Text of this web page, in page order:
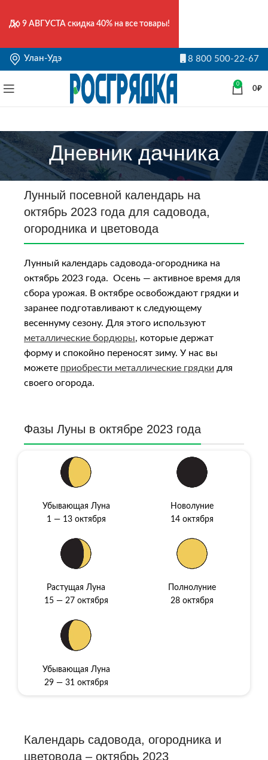
Улан-Удэ 8 800 500-22-67
0
0₽
Дневник дачника
Лунный посевной календарь на
октябрь 2023 года для садовода,
огородника и цветовода
Лунный календарь садовода-огородника на
октябрь 2023 года. Осень — активное время для
сбора урожая. В октябре освобождают грядки и
заранее подготавливают к следующему
весеннуму сезону. Для этого используют
металлические бордюры, которые держат
форму и спокойно переносят зиму. У нас вы
можете приобрести металлические грядки для
своего огорода.
Фазы Луны в октябре 2023 года
Убывающая Луна
1 — 13 октября
Новолуние
14 октября
Растущая Луна
15 — 27 октября
Полнолуние
28 октября
Убывающая Луна
29 — 31 октября
Календарь садовода, огородника и
цветовода – октябрь 2023
До 9 АВГУСТА скидка 40% на все товары!